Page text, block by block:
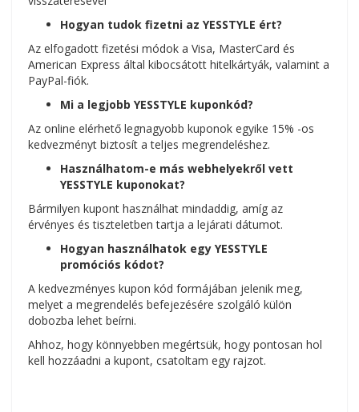
Hogyan tudok fizetni az YESSTYLE ért?
Az elfogadott fizetési módok a Visa, MasterCard és
American Express által kibocsátott hitelkártyák, valamint a
PayPal-fiók.
Mi a legjobb YESSTYLE kuponkód?
Az online elérhető legnagyobb kuponok egyike 15% -os
kedvezményt biztosít a teljes megrendeléshez.
Használhatom-e más webhelyekről vett
YESSTYLE kuponokat?
Bármilyen kupont használhat mindaddig, amíg az
érvényes és tiszteletben tartja a lejárati dátumot.
Hogyan használhatok egy YESSTYLE
promóciós kódot?
A kedvezményes kupon kód formájában jelenik meg,
melyet a megrendelés befejezésére szolgáló külön
dobozba lehet beírni.
Ahhoz, hogy könnyebben megértsük, hogy pontosan hol
kell hozzáadni a kupont, csatoltam egy rajzot.